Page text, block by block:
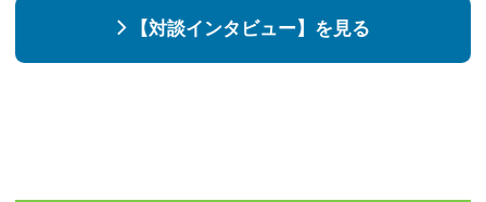
【対談インタビュー】を見る